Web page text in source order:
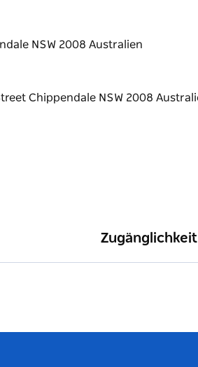
Restaurant.
NSW 2008 Australien
Zugänglichkeit